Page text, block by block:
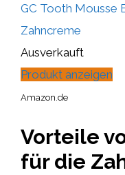
GC Tooth Mousse
Zahncreme
Ausverkauft
Produkt anzeigen
Amazon.de
Vorteile
für die